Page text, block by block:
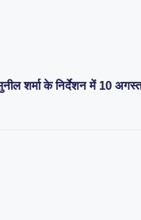
शर्मा के निर्देशन में 10